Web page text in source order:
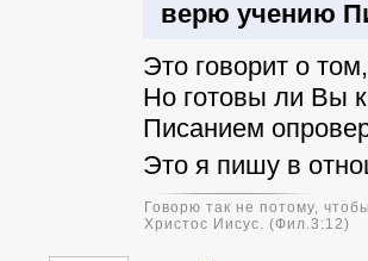
верю учению
Это говорит о
Но готовы ли Вы
Писанием
Это я пишу в
Говорю так не потому,
Христос Иисус. (Фил.3:12)